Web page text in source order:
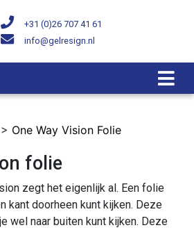
+31 (0)26 707 41 61
info@gelresign.nl
> One Way Vision Folie
folie
zegt het eigenlijk al. Een folie
kant doorheen kunt kijken. Deze
wel naar buiten kunt kijken. Deze